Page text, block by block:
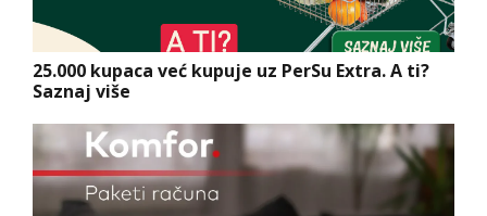
25.000 kupaca već kupuje uz PerSu Extra. A ti?
Saznaj više